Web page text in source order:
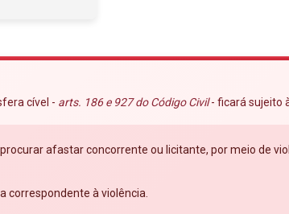
cível - arts. 186 e 927 do Código Civil- ficará sujeito
afastar concorrente ou licitante, por meio de
correspondente à violência.